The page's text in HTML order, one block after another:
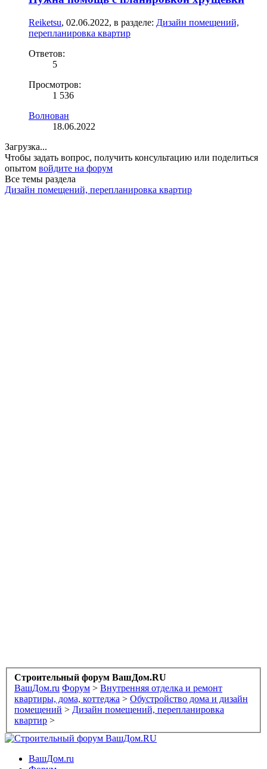
Reiketsu, 02.06.2022, в разделе: Дизайн помещений,
перепланировка квартир
Ответов:
5
Просмотров:
1 536
Волнован
18.06.2022
Загрузка...
Чтобы задать вопрос, получить консультацию или поделиться
опытом войдите на форум
Все темы раздела
Дизайн помещений, перепланировка квартир
Строительный форум ВашДом.RU
ВашДом.ru Форум > Внутренняя отделка и ремонт
квартиры, дома, коттеджа > Обустройство дома и дизайн
помещений > Дизайн помещений, перепланировка
квартир >
ВашДом.ru